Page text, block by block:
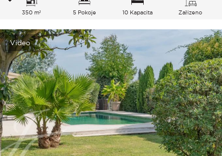
350 m² 5 Pokoje 10 Kapacita Zařízeno
Video